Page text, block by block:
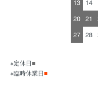
13 14
20 21
27 28
※定休日■
※臨時休業日■